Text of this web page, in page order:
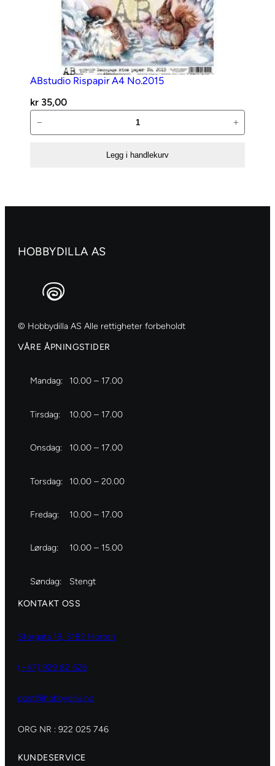
ABstudio Rispapir A4 No.2015
kr 35,00
Rispapir
− +
Legg i handlekurv
HOBBYDILLA AS
© Hobbydilla AS Alle rettigheter forbeholdt
VÅRE ÅPNINGSTIDER
Mandag: 10.00 – 17.00
Tirsdag: 10.00 – 17.00
Onsdag: 10.00 – 17.00
Torsdag: 10.00 – 20.00
Fredag: 10.00 – 17.00
Lørdag: 10.00 – 15.00
Søndag: Stengt
KONTAKT OSS
Storgata 19, 3182 Horten
(+47) 929 82 626
post@hobbydilla.no
ORG NR : 922 025 746
KUNDESERVICE